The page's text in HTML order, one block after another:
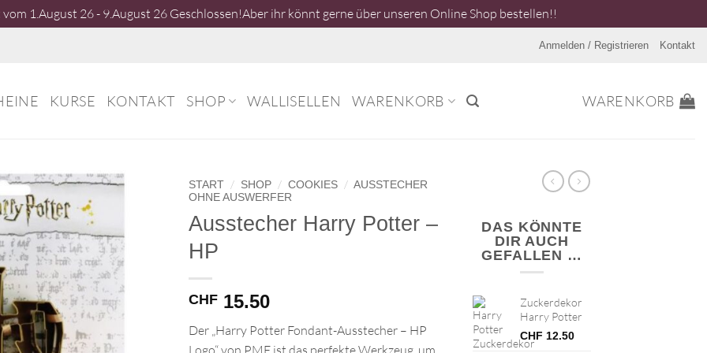
1.August 26 - 9.August 26 Geschlossen!Aber ihr könnt gerne über unseren Online Shop bestellen!!
Anmelden / Registrieren Kontakt
KURSE KONTAKT SHOP WALLISELLEN WARENKORB WARENKORB
START / SHOP / COOKIES / AUSSTECHER
OHNE AUSWERFER
Ausstecher Harry Potter –
HP
CHF 15.50
Der „Harry Potter Fondant-Ausstecher – HP
Logo“ von PME ist das perfekte Werkzeug, um
DAS KÖNNTE
DIR AUCH
GEFALLEN …
Zuckerdekor
Harry Potter
CHF 12.50